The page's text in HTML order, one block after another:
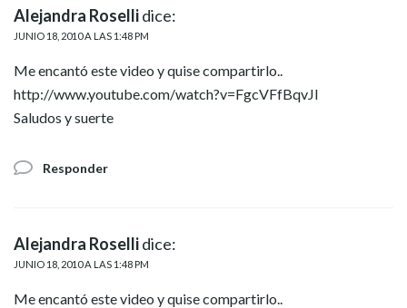
Alejandra Rosellidice:
JUNIO 18, 2010 A LAS 1:48 PM
Me encantó este video y quise compartirlo..
http://www.youtube.com/watch?v=FgcVFfBqvJI
Saludos y suerte
Responder
Alejandra Rosellidice:
JUNIO 18, 2010 A LAS 1:48 PM
Me encantó este video y quise compartirlo..